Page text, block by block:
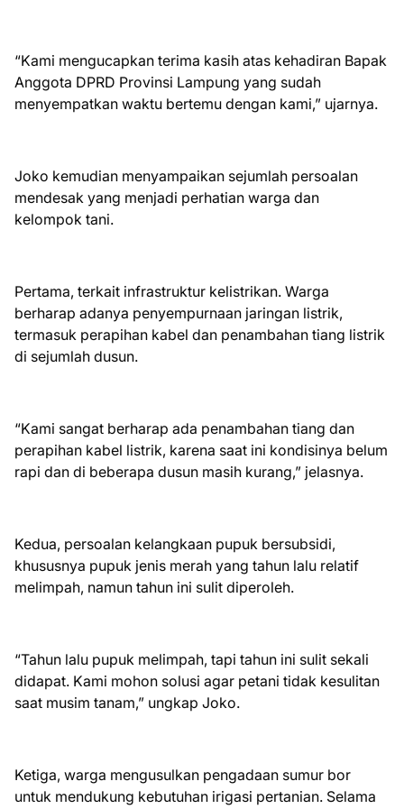
“Kami mengucapkan terima kasih atas kehadiran Bapak
Anggota DPRD Provinsi Lampung yang sudah
menyempatkan waktu bertemu dengan kami,” ujarnya.
Joko kemudian menyampaikan sejumlah persoalan
mendesak yang menjadi perhatian warga dan
kelompok tani.
Pertama, terkait infrastruktur kelistrikan. Warga
berharap adanya penyempurnaan jaringan listrik,
termasuk perapihan kabel dan penambahan tiang listrik
di sejumlah dusun.
“Kami sangat berharap ada penambahan tiang dan
perapihan kabel listrik, karena saat ini kondisinya belum
rapi dan di beberapa dusun masih kurang,” jelasnya.
Kedua, persoalan kelangkaan pupuk bersubsidi,
khususnya pupuk jenis merah yang tahun lalu relatif
melimpah, namun tahun ini sulit diperoleh.
“Tahun lalu pupuk melimpah, tapi tahun ini sulit sekali
didapat. Kami mohon solusi agar petani tidak kesulitan
saat musim tanam,” ungkap Joko.
Ketiga, warga mengusulkan pengadaan sumur bor
untuk mendukung kebutuhan irigasi pertanian. Selama